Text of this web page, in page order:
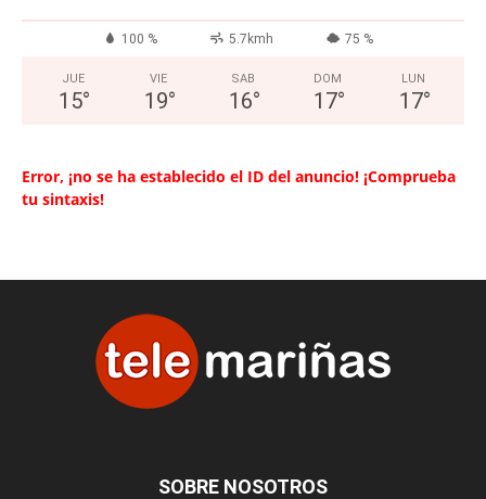
100 % 5.7kmh 75 %
JUE
15°
VIE
19°
SAB
16°
DOM
17°
LUN
17°
Error, ¡no se ha establecido el ID del anuncio! ¡Comprueba
tu sintaxis!
SOBRE NOSOTROS